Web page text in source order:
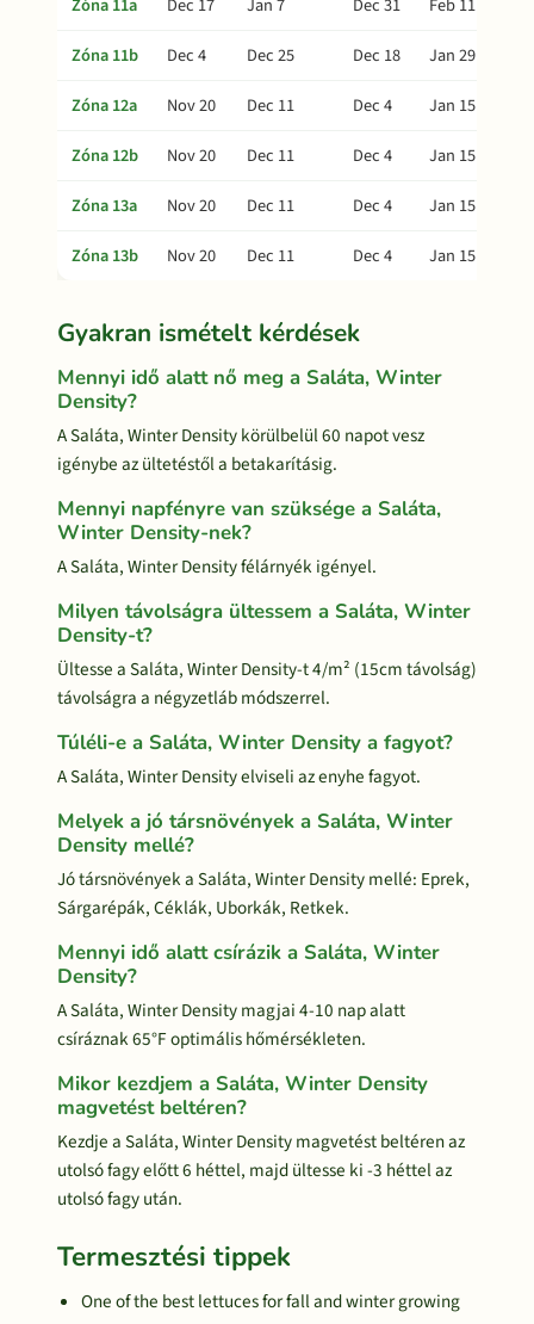
Zóna 11a Dec 17 Jan 7 Dec 31
Feb 11
Zóna 11b
Dec 4 Dec 25 Dec 18
Jan 29
Zóna 12a
Nov 20 Dec 11 Dec 4
Jan 15
Zóna 12b
Nov 20 Dec 11 Dec 4
Jan 15
Zóna 13a
Nov 20 Dec 11 Dec 4
Jan 15
Zóna 13b
Nov 20 Dec 11 Dec 4 Jan 15
Gyakran ismételt kérdések
Mennyi idő alatt nő meg a Saláta, Winter
Density?
A Saláta, Winter Density körülbelül 60 napot vesz
igénybe az ültetéstől a betakarításig.
Mennyi napfényre van szüksége a Saláta,
Winter Density-nek?
A Saláta, Winter Density félárnyék igényel.
Milyen távolságra ültessem a Saláta, Winter
Density-t?
Ültesse a Saláta, Winter Density-t 4/m² (15cm távolság)
távolságra a négyzetláb módszerrel.
Túléli-e a Saláta, Winter Density a fagyot?
A Saláta, Winter Density elviseli az enyhe fagyot.
Melyek a jó társnövények a Saláta, Winter
Density mellé?
Jó társnövények a Saláta, Winter Density mellé: Eprek,
Sárgarépák, Céklák, Uborkák, Retkek.
Mennyi idő alatt csírázik a Saláta, Winter
Density?
A Saláta, Winter Density magjai 4-10 nap alatt
csíráznak 65°F optimális hőmérsékleten.
Mikor kezdjem a Saláta, Winter Density
magvetést beltéren?
Kezdje a Saláta, Winter Density magvetést beltéren az
utolsó fagy előtt 6 héttel, majd ültesse ki -3 héttel az
utolsó fagy után.
Termesztési tippek
One of the best lettuces for fall and winter growing